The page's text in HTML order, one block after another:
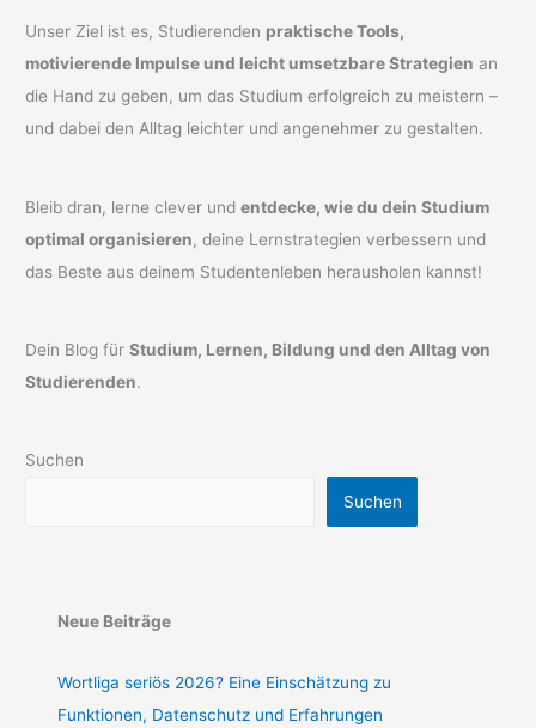
Unser Ziel ist es, Studierenden praktische Tools,
motivierende Impulse und leicht umsetzbare Strategien an
die Hand zu geben, um das Studium erfolgreich zu meistern –
und dabei den Alltag leichter und angenehmer zu gestalten.
Bleib dran, lerne clever undentdecke, wie du dein Studium
optimal organisieren, deine Lernstrategien verbessern und
das Beste aus deinem Studentenleben herausholen kannst!
Dein Blog fürStudium, Lernen, Bildung und den Alltag von
Studierenden.
Suchen
Suchen
Neue Beiträge
Wortliga seriös 2026? Eine Einschätzung zu
Funktionen, Datenschutz und Erfahrungen